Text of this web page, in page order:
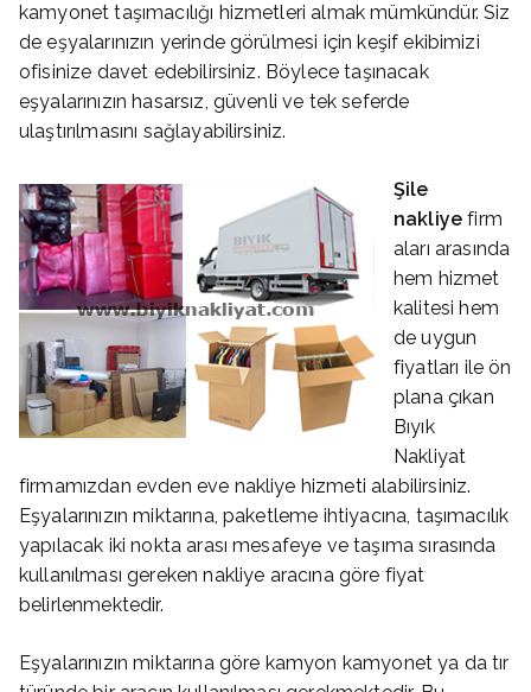
kamyonet taşımacılığı hizmetleri almak mümkündür. Siz
de eşyalarınızın yerinde görülmesi için keşif ekibimizi
ofisinize davet edebilirsiniz. Böylece taşınacak
eşyalarınızın hasarsız, güvenli ve tek seferde
ulaştırılmasını sağlayabilirsiniz.
Şile
nakliye firm
aları arasında
hem hizmet
kalitesi hem
de uygun
fiyatları ile ön
plana çıkan
Bıyık
Nakliyat
firmamızdan evden eve nakliye hizmeti alabilirsiniz.
Eşyalarınızın miktarına, paketleme ihtiyacına, taşımacılık
yapılacak iki nokta arası mesafeye ve taşıma sırasında
kullanılması gereken nakliye aracına göre fiyat
belirlenmektedir.
Eşyalarınızın miktarına göre kamyon kamyonet ya da tır